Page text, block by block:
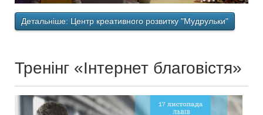
Детальніше: Центр креативного розвитку "Мудрульки"
Тренінг «Інтернет благовістя»